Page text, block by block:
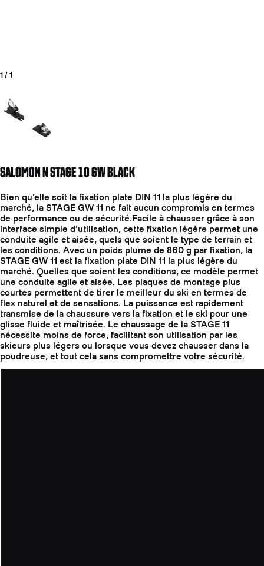
1 / 1
SALOMON N STAGE 10 GW BLACK
Bien qu’elle soit la fixation plate DIN 11 la plus légère du
marché, la STAGE GW 11 ne fait aucun compromis en termes
de performance ou de sécurité.Facile à chausser grâce à son
interface simple d’utilisation, cette fixation légère permet une
conduite agile et aisée, quels que soient le type de terrain et
les conditions. Avec un poids plume de 860 g par fixation, la
STAGE GW 11 est la fixation plate DIN 11 la plus légère du
marché. Quelles que soient les conditions, ce modèle permet
une conduite agile et aisée. Les plaques de montage plus
courtes permettent de tirer le meilleur du ski en termes de
flex naturel et de sensations. La puissance est rapidement
transmise de la chaussure vers la fixation et le ski pour une
glisse fluide et maîtrisée. Le chaussage de la STAGE 11
nécessite moins de force, facilitant son utilisation par les
skieurs plus légers ou lorsque vous devez chausser dans la
poudreuse, et tout cela sans compromettre votre sécurité.